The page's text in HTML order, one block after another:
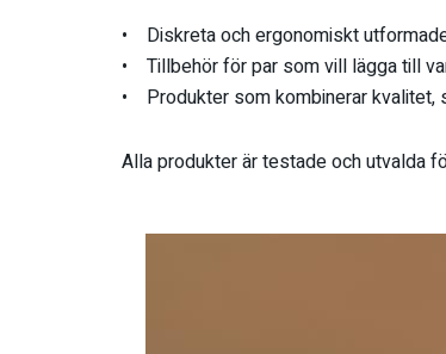
• Diskreta och ergonomiskt
• Tillbehör för par som vill lägga till
• Produkter som kombinerar kvalitet,
Alla produkter är testade och utvalda